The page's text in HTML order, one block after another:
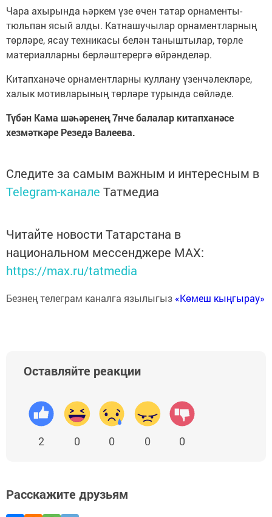
Чара ахырында һәркем үзе өчен татар орнаменты-
тюльпан ясый алды. Катнашучылар орнаментларның
төрләре, ясау техникасы белән таныштылар, төрле
материалларны берләштерергә өйрәнделәр.
Китапханәче орнаментларны куллану үзенчәлекләре,
халык мотивларының төрләре турында сөйләде.
Түбән Кама шәһәренең 7нче балалар китапханәсе
хезмәткәре Резедә Валеева.
Следите за самым важным и интересным в
Telegram-канале Татмедиа
Читайте новости Татарстана в
национальном мессенджере MАХ:
https://max.ru/tatmedia
Безнең телеграм каналга язылыгыз «Көмеш кыңгырау»
Оставляйте реакции
2 0 0 0 0
Расскажите друзьям